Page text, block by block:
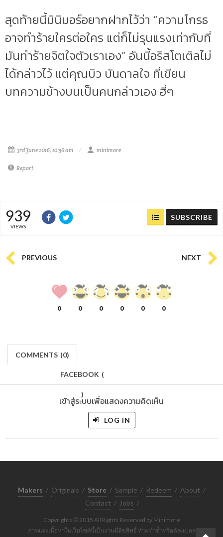
สุดท้ายนี้มินิมอร์อยากฝากไว้ว่า “ความโกรธ
อาจทำร้ายใครต่อใคร แต่ก็ไม่รุนแรงเท่ากับที่
มันทำร้ายจิตใจตัวเราเอง” อันนี้อริสโตเติลไม่
ได้กล่าวไว้ แต่คุณบิว บันดาลใจ ที่เขียน
บทความข้างบนเป็นคนกล่าวเอง ฮี่ๆ
3rd June 2016, 10:56 am minimore
Report
939
VIEWS
SUBSCRIBE
PREVIOUS NEXT
0 0 0 0 0 0
COMMENTS (0)
FACEBOOK (
)
เข้าสู่ระบบเพื่อแสดงความคิดเห็น
LOG IN
Makers / Originals / Store / Sample / Redeem / About /
Contact / Jobs /
Copyrights © 2015 All Rights Reserved by Minimore
ภาพและเนื้อหาในเว็บไซต์นี้เป็นงานมีลิขสิทธิ์ ห้ามทำซ้ำหรือดัดแปลง